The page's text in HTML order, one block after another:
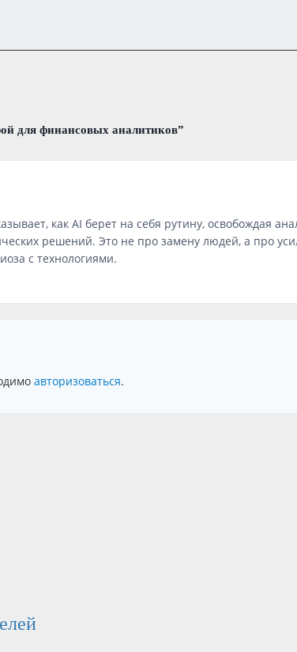
для финансовых аналитиков”
как AI берет на себя рутину, освобождая
решений. Это не про замену людей, а про
с технологиями.
авторизоваться.